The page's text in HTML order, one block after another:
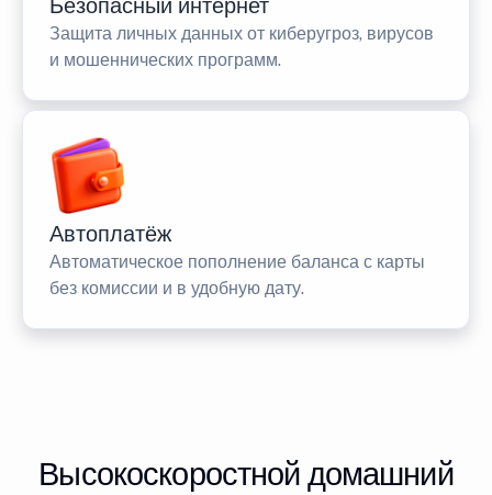
Безопасный интернет
Защита личных данных от киберугроз, вирусов
и мошеннических программ.
Автоплатёж
Автоматическое пополнение баланса с карты
без комиссии и в удобную дату.
Высокоскоростной домашний